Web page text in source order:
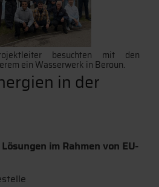
besuchten mit den
ein Wasserwerk in Beroun.
in der
im Rahmen von EU-